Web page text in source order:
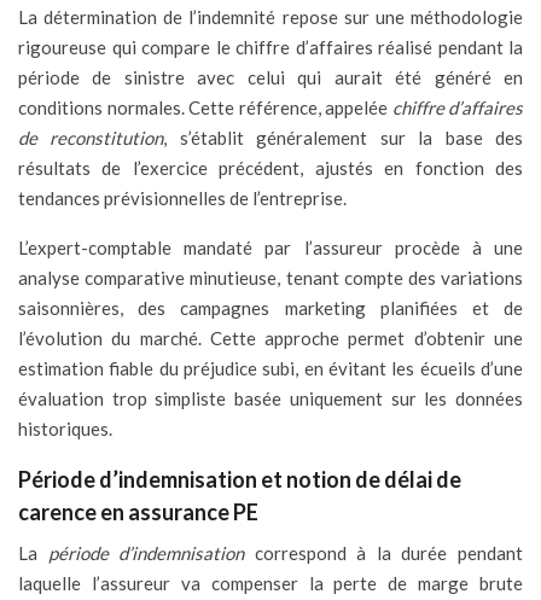
La détermination de l’indemnité repose sur une méthodologie
rigoureuse qui compare le chiffre d’affaires réalisé pendant la
période de sinistre avec celui qui aurait été généré en
conditions normales. Cette référence, appelée chiffre d’affaires
de reconstitution, s’établit généralement sur la base des
résultats de l’exercice précédent, ajustés en fonction des
tendances prévisionnelles de l’entreprise.
L’expert-comptable mandaté par l’assureur procède à une
analyse comparative minutieuse, tenant compte des variations
saisonnières, des campagnes marketing planifiées et de
l’évolution du marché. Cette approche permet d’obtenir une
estimation fiable du préjudice subi, en évitant les écueils d’une
évaluation trop simpliste basée uniquement sur les données
historiques.
Période d’indemnisation et notion de délai de
carence en assurance PE
La période d’indemnisationcorrespond à la durée pendant
laquelle l’assureur va compenser la perte de marge brute